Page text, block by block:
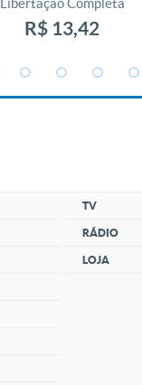
Libertação Completa
R$ 13,42
TV
RÁDIO
LOJA